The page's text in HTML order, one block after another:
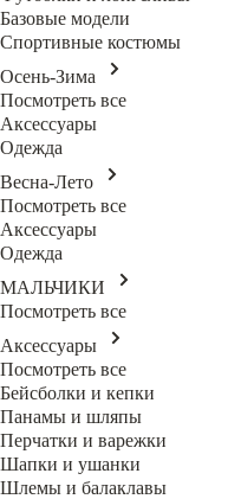
Базовые модели
Спортивные костюмы
Осень-Зима
Посмотреть все
Аксессуары
Одежда
Весна-Лето
Посмотреть все
Аксессуары
Одежда
МАЛЬЧИКИ
Посмотреть все
Аксессуары
Посмотреть все
Бейсболки и кепки
Панамы и шляпы
Перчатки и варежки
Шапки и ушанки
Шлемы и балаклавы